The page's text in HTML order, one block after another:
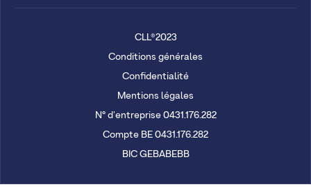
CLL®2023
Conditions générales
Confidentialité
Mentions légales
N° d'entreprise 0431.176.282
Compte BE 0431.176.282
BIC GEBABEBB